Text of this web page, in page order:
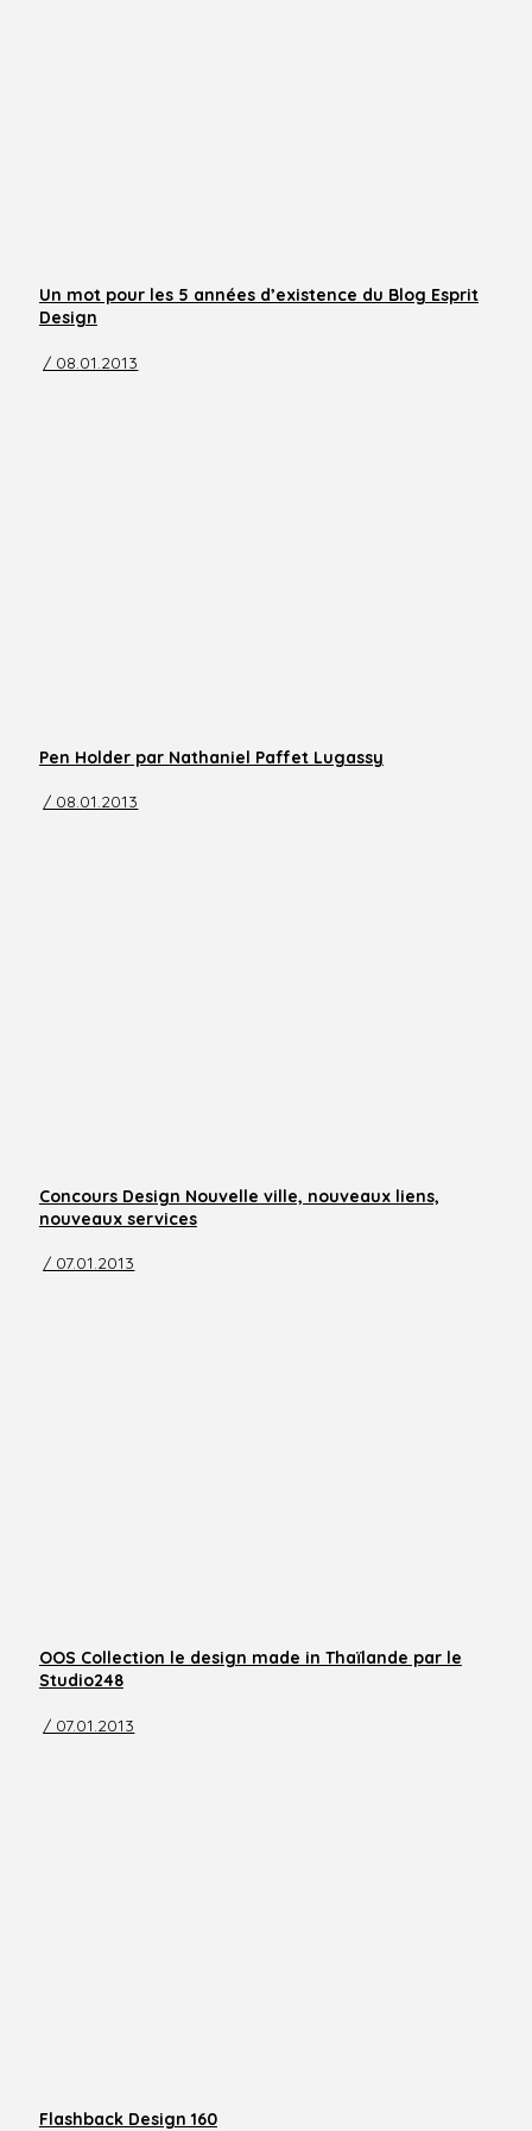
Un mot pour les 5 années d’existence du Blog Esprit
Design
/ 08.01.2013
Pen Holder par Nathaniel Paffet Lugassy
/ 08.01.2013
Concours Design Nouvelle ville, nouveaux liens,
nouveaux services
/ 07.01.2013
OOS Collection le design made in Thaïlande par le
Studio248
/ 07.01.2013
Flashback Design 160